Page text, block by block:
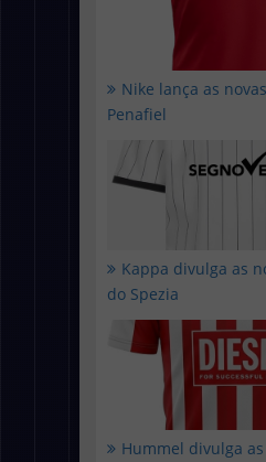
Nike lança as
Penafiel
Kappa divulga as
do Spezia
Hummel divulga